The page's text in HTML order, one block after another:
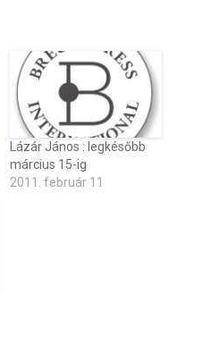
Lázár János : legkésőbb
március 15-ig
2011. február 11